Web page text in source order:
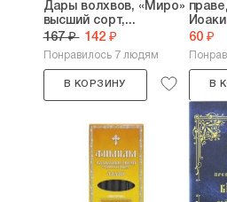
Дары волхвов, «Миро»
высший сорт,...
167 ₽ 142 ₽
Понравилось 7 людям
В КОРЗИНУ
60 ₽
В